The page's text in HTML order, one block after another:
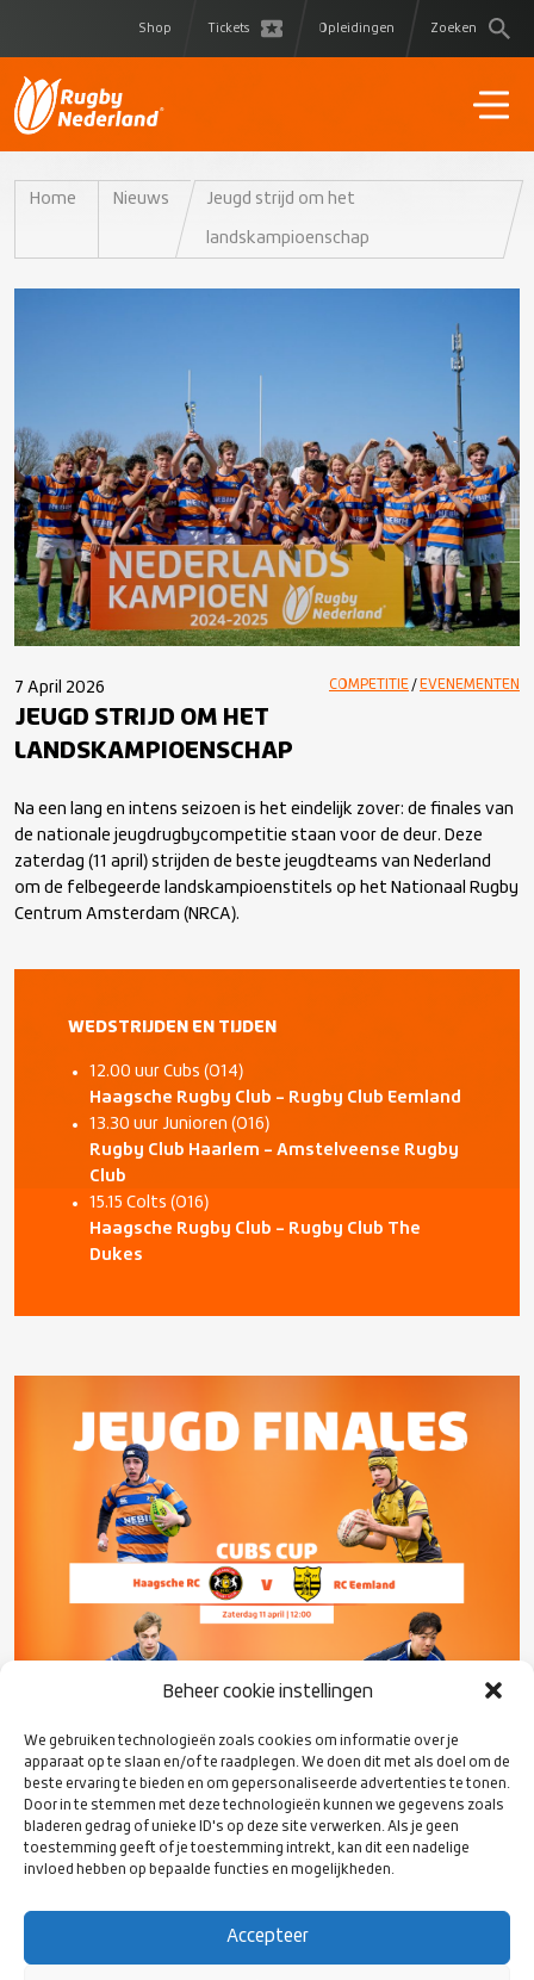
Beheer cookie instellingen
We gebruiken technologieën zoals cookies om informatie over je
apparaat op te slaan en/of te raadplegen. We doen dit met als doel om de
beste ervaring te bieden en om gepersonaliseerde advertenties te tonen.
Door in te stemmen met deze technologieën kunnen we gegevens zoals
bladeren gedrag of unieke ID's op deze site verwerken. Als je geen
toestemming geeft of je toestemming intrekt, kan dit een nadelige
invloed hebben op bepaalde functies en mogelijkheden.
Accepteer
Shop Tickets Opleidingen Zoeken
Home Nieuws Jeugd strijd om het
landskampioenschap
7 April 2026 COMPETITIE /EVENEMENTEN
JEUGD STRIJD OM HET
LANDSKAMPIOENSCHAP
Na een lang en intens seizoen is het eindelijk zover: de finales van
de nationale jeugdrugbycompetitie staan voor de deur. Deze
zaterdag (11 april) strijden de beste jeugdteams van Nederland
om de felbegeerde landskampioenstitels op het Nationaal Rugby
Centrum Amsterdam (NRCA).
WEDSTRIJDEN EN TIJDEN
12.00 uur Cubs (O14)
Haagsche Rugby Club – Rugby Club Eemland
13.30 uur Junioren (O16)
Rugby Club Haarlem – Amstelveense Rugby
Club
15.15 Colts (O16)
Haagsche Rugby Club – Rugby Club The
Dukes